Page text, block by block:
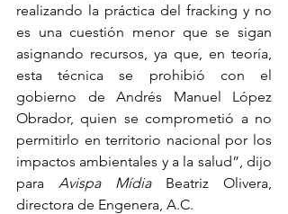
realizando la práctica del fracking y no
es una cuestión menor que se sigan
asignando recursos, ya que, en teoría,
esta técnica se prohibió con el
gobierno de Andrés Manuel López
Obrador, quien se comprometió a no
permitirlo en territorio nacional por los
impactos ambientales y a la salud”, dijo
para Avispa Mídia Beatriz Olivera,
directora de Engenera, A.C.